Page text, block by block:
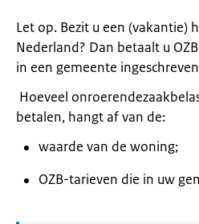
Let op. Bezit u een (vakantie)
Nederland? Dan betaalt u
in een gemeente
Hoeveel
betalen, hangt af van de:
waarde van de woning;
OZB-tarieven die in uw